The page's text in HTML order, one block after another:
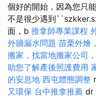
個好的開始，因為您只
不是很少遇到
面，b 推拿師專業課程
外牆漏水問題 苗栗外燴
搬家，找當地搬家公司
助您了解產後照護費用
的安息地 西屯體態調整
又環保 台中推拿推薦 dr